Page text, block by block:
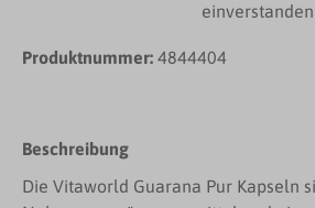
einverstanden
Produktnummer: 4844404
Beschreibung
Die Vitaworld Guarana Pur Kapseln